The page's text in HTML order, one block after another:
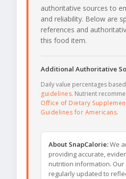
authoritative sources to
and reliability. Below are
references and
this food item.
Additional Authoritative
Daily value percentages
guidelines. Nutrient
Office of Dietary
Guidelines for Americans.
About SnapCalorie:We
providing accurate,
nutrition information. Our
regularly updated to